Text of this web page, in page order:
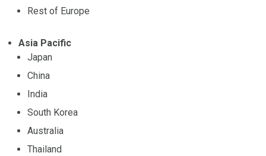
Rest of Europe
Asia Pacific
Japan
China
India
South Korea
Australia
Thailand